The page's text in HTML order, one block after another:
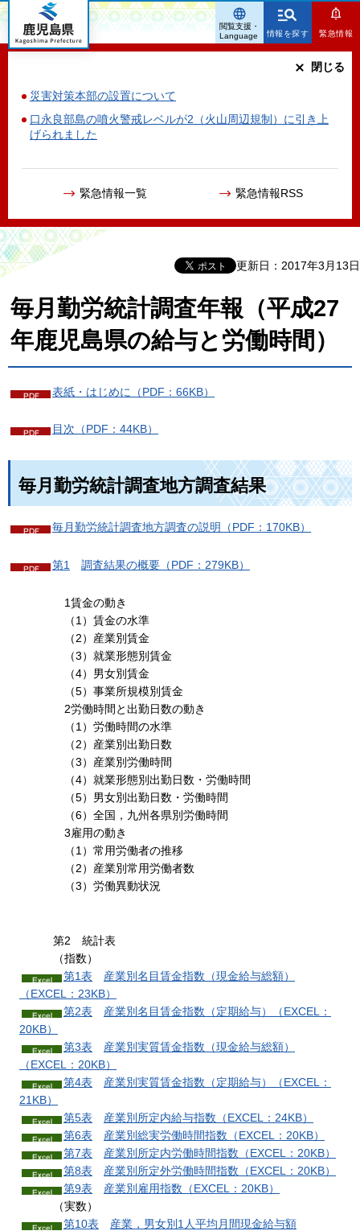
鹿児島県
情報を探す 緊急情報
災害対策本部の設置について
口永良部島の噴火警戒レベルが2（火山周辺規制）に引き上
げられました
緊急情報一覧 緊急情報RSS
閉じる
閲覧支援・
Language
更新日：2017年3月13日
毎月勤労統計調査年報（平成27
年鹿児島県の給与と労働時間）
表紙・はじめに（PDF：66KB）
目次（PDF：44KB）
毎月勤労統計調査地方調査結果
毎月勤労統計調査地方調査の説明（PDF：170KB）
第1 調査結果の概要（PDF：279KB）
1賃金の動き
（1）賃金の水準
（2）産業別賃金
（3）就業形態別賃金
（4）男女別賃金
（5）事業所規模別賃金
2労働時間と出勤日数の動き
（1）労働時間の水準
（2）産業別出勤日数
（3）産業別労働時間
（4）就業形態別出勤日数・労働時間
（5）男女別出勤日数・労働時間
（6）全国，九州各県別労働時間
3雇用の動き
（1）常用労働者の推移
（2）産業別常用労働者数
（3）労働異動状況
第2 統計表
（指数）
第1表
産業別名目賃金指数 （現金給与総額）
（EXCEL：23KB）
第2表
産業別名目賃金指数 （定期給与）（EXCEL：
20KB）
第3表
産業別実質賃金指数 （現金給与総額）
（EXCEL：20KB）
第4表
産業別実質賃金指数 （定期給与）（EXCEL：
21KB）
第5表
産業別所定内給与指数（EXCEL：24KB）
第6表
産業別総実労働時間指数（EXCEL：20KB）
第7表
産業別所定内労働時間指数（EXCEL：20KB）
第8表
産業別所定外労働時間指数（EXCEL：20KB）
第9表
産業別雇用指数（EXCEL：20KB）
（実数）
第10表
産業，男女別1人平均月間現金給与額